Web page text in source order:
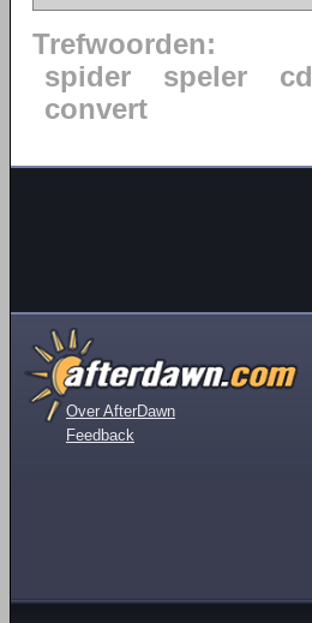
Trefwoorden:
spider
speler cd
convert
Over AfterDawn
Feedback